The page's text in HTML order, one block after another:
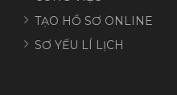
TẠO HỒ SƠ ONLINE
SƠ YẾU LÍ LỊCH